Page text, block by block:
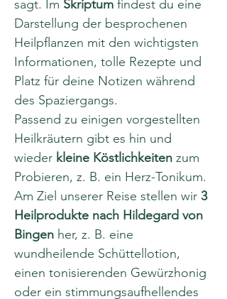
sagt. Im Skriptum findest du eine
Darstellung der besprochenen
Heilpflanzen mit den wichtigsten
Informationen, tolle Rezepte und
Platz für deine Notizen während
des Spaziergangs.
Passend zu einigen vorgestellten
Heilkräutern gibt es hin und
wieder kleine Köstlichkeiten zum
Probieren, z. B. ein Herz-Tonikum.
Am Ziel unserer Reise stellen wir 3
Heilprodukte nach Hildegard von
Bingen her, z. B. eine
wundheilende Schüttellotion,
einen tonisierenden Gewürzhonig
oder ein stimmungsaufhellendes